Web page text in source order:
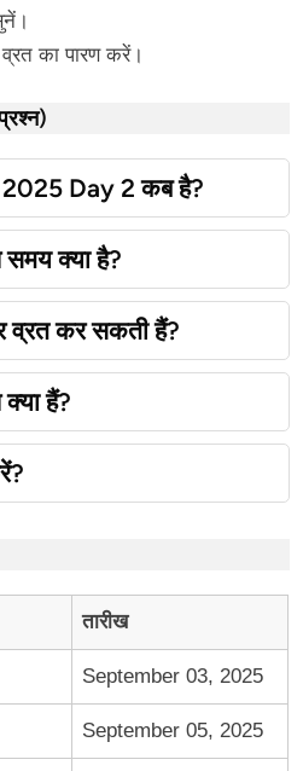
का पारण करें।
Day 2 कब है?
क्या है?
व्रत कर सकती हैं?
हैं?
तारीख
September 03, 2025
September 05, 2025